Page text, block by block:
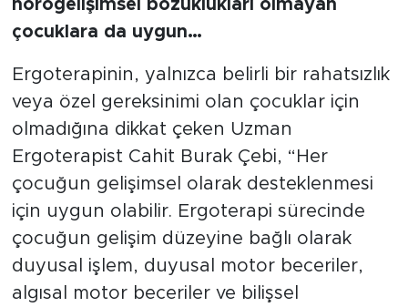
nörogelişimsel bozuklukları olmayan
çocuklara da uygun…
Ergoterapinin, yalnızca belirli bir rahatsızlık
veya özel gereksinimi olan çocuklar için
olmadığına dikkat çeken Uzman
Ergoterapist Cahit Burak Çebi, “Her
çocuğun gelişimsel olarak desteklenmesi
için uygun olabilir. Ergoterapi sürecinde
çocuğun gelişim düzeyine bağlı olarak
duyusal işlem, duyusal motor beceriler,
algısal motor beceriler ve bilişsel